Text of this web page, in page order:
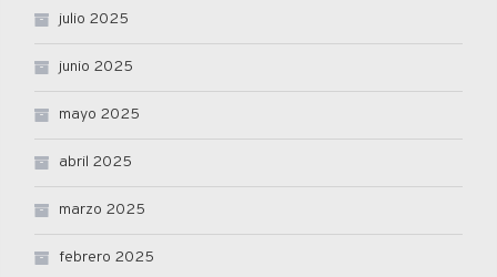
julio 2025
junio 2025
mayo 2025
abril 2025
marzo 2025
febrero 2025